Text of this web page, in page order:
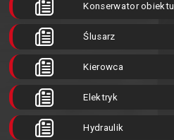
Konserwator obiektu
Ślusarz
Kierowca
Elektryk
Hydraulik